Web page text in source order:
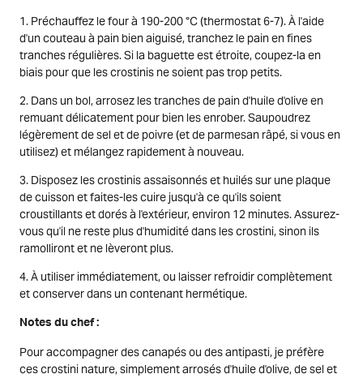
1. Préchauffez le four à 190-200 °C (thermostat 6-7). À l'aide
d'un couteau à pain bien aiguisé, tranchez le pain en fines
tranches régulières. Si la baguette est étroite, coupez-la en
biais pour que les crostinis ne soient pas trop petits.
2. Dans un bol, arrosez les tranches de pain d'huile d'olive en
remuant délicatement pour bien les enrober. Saupoudrez
légèrement de sel et de poivre (et de parmesan râpé, si vous en
utilisez) et mélangez rapidement à nouveau.
3. Disposez les crostinis assaisonnés et huilés sur une plaque
de cuisson et faites-les cuire jusqu'à ce qu'ils soient
croustillants et dorés à l'extérieur, environ 12 minutes. Assurez-
vous qu'il ne reste plus d'humidité dans les crostini, sinon ils
ramolliront et ne lèveront plus.
4. À utiliser immédiatement, ou laisser refroidir complètement
et conserver dans un contenant hermétique.
Notes du chef :
Pour accompagner des canapés ou des antipasti, je préfère
ces crostini nature, simplement arrosés d'huile d'olive, de sel et